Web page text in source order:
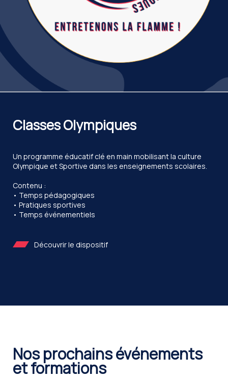
Classes Olympiques
Un programme éducatif clé en main mobilisant la culture
Olympique et Sportive dans les enseignements scolaires.
Contenu :
• Temps pédagogiques
• Pratiques sportives
• Temps événementiels
Découvrir le dispositif
Nos prochains événements
et formations